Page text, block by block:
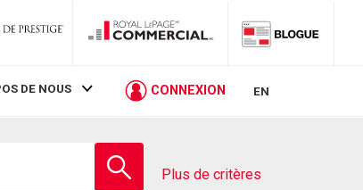
DE NOUS CONNEXION EN
Plus de critères